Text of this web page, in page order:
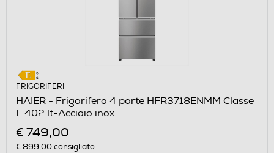
FRIGORIFERI
HAIER - Frigorifero 4 porte HFR3718ENMM Classe
E 402 lt-Acciaio inox
€ 749,00
€ 899,00consigliato